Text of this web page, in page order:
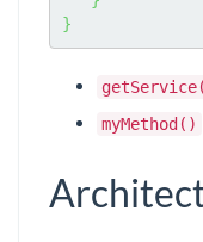
}
myMethod()